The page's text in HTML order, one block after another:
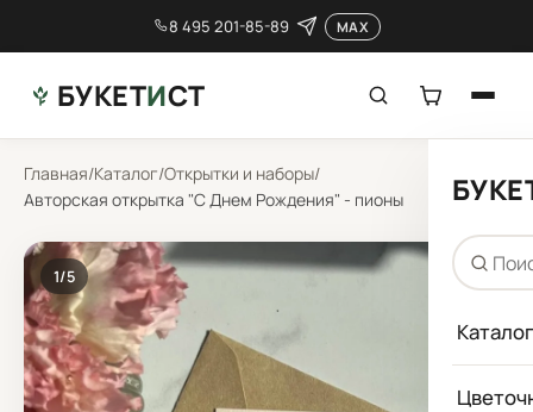
8 495 201-85-89 MAX
БУКЕТИСТ
Каталог
Главная/Каталог/Открытки и наборы/
Авторская открытка "С Днем Рождения" - пионы
1/5